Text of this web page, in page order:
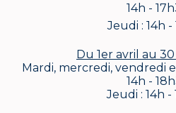
14h -
Jeudi : 14h -
Du 1er avril au
Mardi, mercredi, vendredi
14h -
Jeudi : 14h -